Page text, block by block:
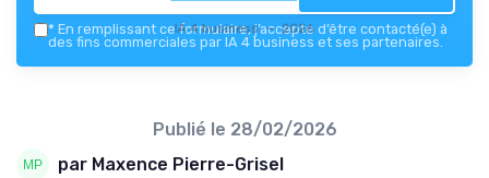
IA 4 business — 2026
* En remplissant ce formulaire, j’accepte d’être contacté(e) à
des fins commerciales par IA 4 business et ses partenaires.
Publié le 28/02/2026
par Maxence Pierre-Grisel